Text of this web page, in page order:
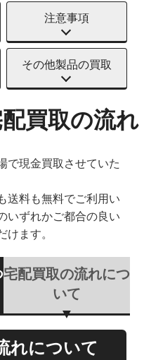
注意事項
その他製品の買取
買取の流れ
で現金買取させていた
送料も無料でご利用い
いずれかご都合の良い
けます。
宅配買取の流れにつ
いて
れについて